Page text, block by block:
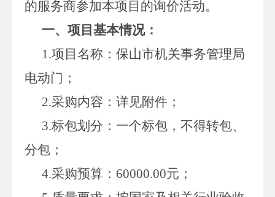
的服务商参加本项目的询价活动。
一、项目基本情况：
1.项目名称：保山市机关事务管理局
电动门；
2.采购内容：详见附件；
3.标包划分：一个标包，不得转包、
分包；
4.采购预算：60000.00元；